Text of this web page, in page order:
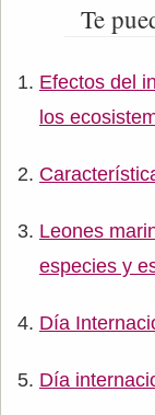
Te
Efectos del
los
Leones
especies y
Día
Día